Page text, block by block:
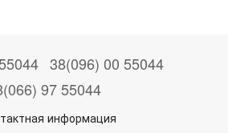
38(096) 00 55044
97 55044
информация